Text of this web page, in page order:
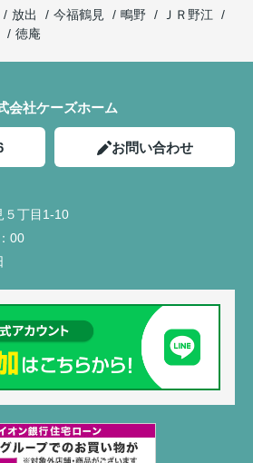
放出 今福鶴見 鴫野
ＪＲ野江
徳庵
会社ケーズホーム
お問い合わせ
５丁目1-10
00